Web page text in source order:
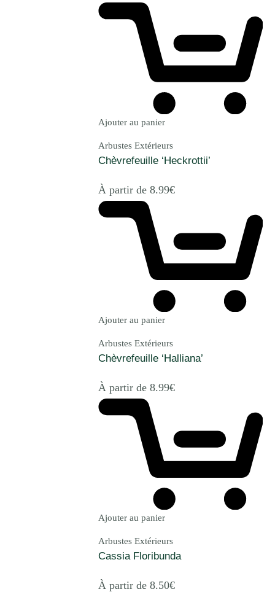
Ajouter au panier
Arbustes Extérieurs
Chèvrefeuille ‘Heckrottii’
À partir de 8.99€
Ajouter au panier
Arbustes Extérieurs
Chèvrefeuille ‘Halliana’
À partir de 8.99€
Ajouter au panier
Arbustes Extérieurs
Cassia Floribunda
À partir de 8.50€